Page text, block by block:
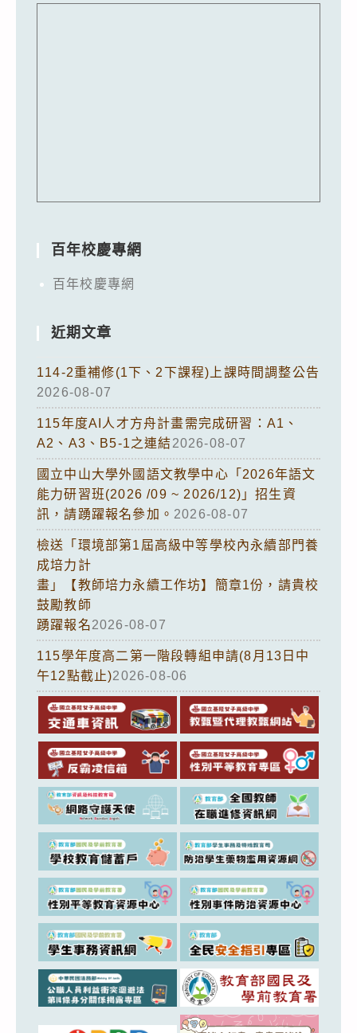
百年校慶專網
百年校慶專網
近期文章
114-2重補修(1下、2下課程)上課時間調整公告
2026-08-07
115年度AI人才方舟計畫需完成研習：A1、
A2、A3、B5-1之連結2026-08-07
國立中山大學外國語文教學中心「2026年語文
能力研習班(2026 /09 ~ 2026/12)」招生資
訊，請踴躍報名參加。 2026-08-07
檢送「環境部第1屆高級中等學校內永續部門養
成培力計
畫」【教師培力永續工作坊】簡章1份，請貴校
鼓勵教師
踴躍報名2026-08-07
115學年度高二第一階段轉組申請(8月13日中
午12點截止)2026-08-06